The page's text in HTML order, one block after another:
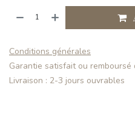
Conditions générales
Garantie satisfait ou remboursé
Livraison : 2-3 jours ouvrables